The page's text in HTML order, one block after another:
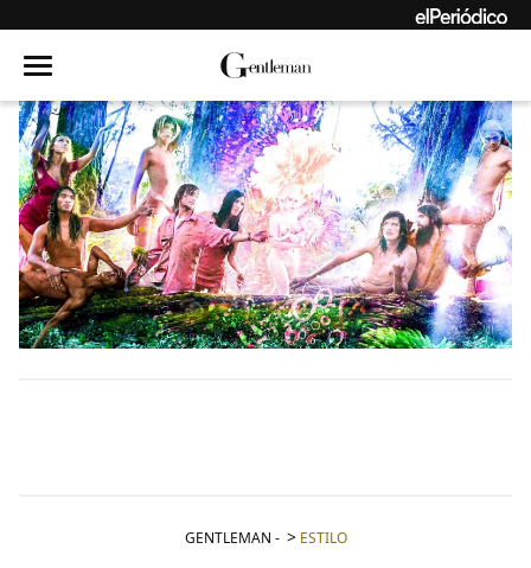
GENTLEMAN - ESTILO